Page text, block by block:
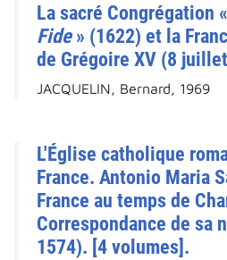
La sacré Congrégation «
Fide» (1622) et la
de Grégoire XV (8
JACQUELIN, Bernard, 1969
L'Église catholique
France. Antonio Maria
France au temps de
Correspondance de sa
1574). [4 volumes].